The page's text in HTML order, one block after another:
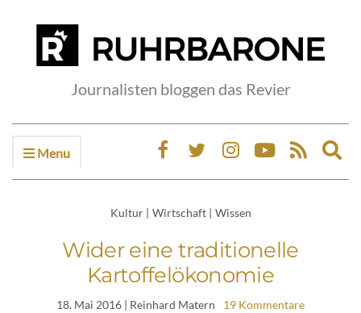
Journalisten bloggen das Revier
Menu
Kultur | Wirtschaft | Wissen
Wider eine traditionelle
Kartoffelökonomie
18. Mai 2016 | Reinhard Matern 19 Kommentare